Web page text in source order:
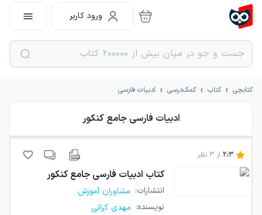
ورود کاربر
کتابچی › کتاب › کمک‌درسی › ادبیات فارسی
ادبیات فارسی جامع کنکور
2.3 از3 نظر
کتاب ادبیات فارسی جامع کنکور
انتشارات: مشاوران آموزش
نویسنده: مهدی کرانی